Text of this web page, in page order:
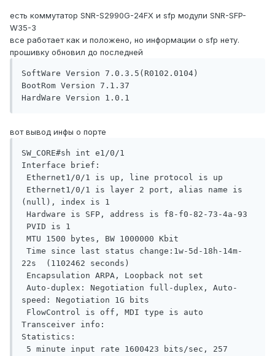
есть коммутатор SNR-S2990G-24FX и sfp модули SNR-SFP-
W35-3
все работает как и положено, но информации о sfp нету.
прошивку обновил до последней
SoftWare Version 7.0.3.5(R0102.0104)
BootRom Version 7.1.37
HardWare Version 1.0.1
вот вывод инфы о порте
SW_CORE#sh int e1/0/1
Interface brief:
(null), index is 1
22s  (1102462 seconds)
speed: Negotiation 1G bits
Transceiver info:
Statistics: